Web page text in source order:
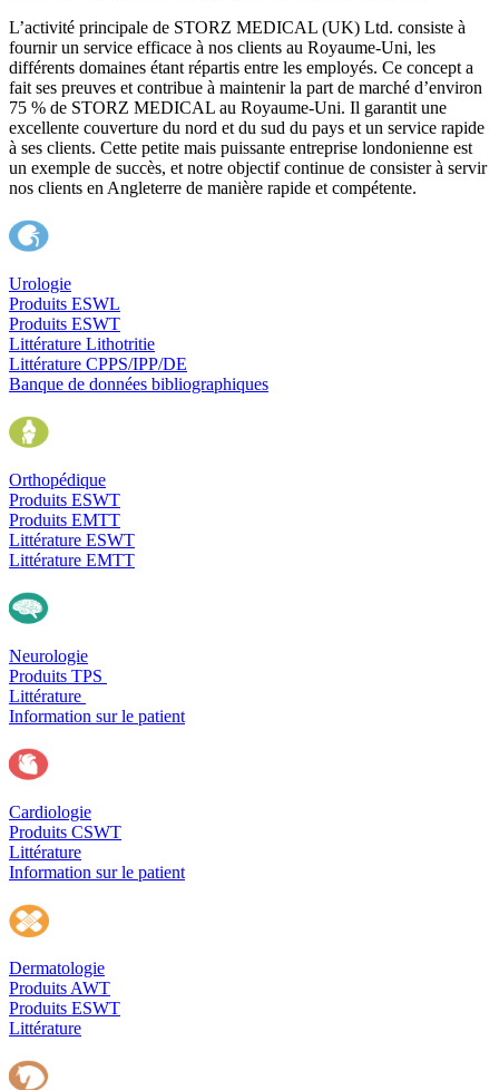
L’activité principale de STORZ MEDICAL (UK) Ltd. consiste à
fournir un service efficace à nos clients au Royaume-Uni, les
différents domaines étant répartis entre les employés. Ce concept a
fait ses preuves et contribue à maintenir la part de marché d’environ
75 % de STORZ MEDICAL au Royaume-Uni. Il garantit une
excellente couverture du nord et du sud du pays et un service rapide
à ses clients. Cette petite mais puissante entreprise londonienne est
un exemple de succès, et notre objectif continue de consister à servir
nos clients en Angleterre de manière rapide et compétente.
Urologie
Produits ESWL
Produits ESWT
Littérature Lithotritie
Littérature CPPS/IPP/DE
Banque de données bibliographiques
Orthopédique
Produits ESWT
Produits EMTT
Littérature ESWT
Littérature EMTT
Neurologie
Produits TPS
Littérature
Information sur le patient
Cardiologie
Produits CSWT
Littérature
Information sur le patient
Dermatologie
Produits AWT
Produits ESWT
Littérature